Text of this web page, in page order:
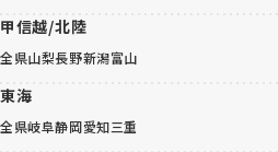
甲信越/北陸
全県山梨長野新潟富山
東海
全県岐阜静岡愛知三重